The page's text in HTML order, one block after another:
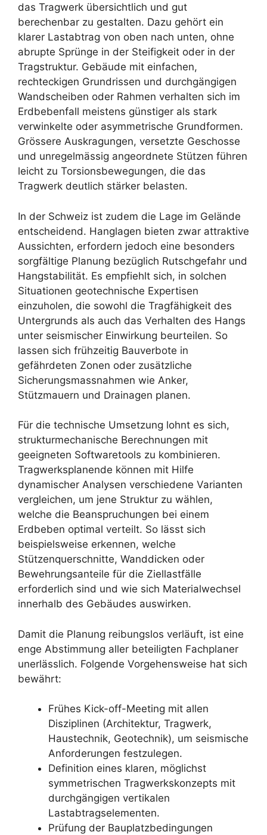
das Tragwerk übersichtlich und gut
berechenbar zu gestalten. Dazu gehört ein
klarer Lastabtrag von oben nach unten, ohne
abrupte Sprünge in der Steifigkeit oder in der
Tragstruktur. Gebäude mit einfachen,
rechteckigen Grundrissen und durchgängigen
Wandscheiben oder Rahmen verhalten sich im
Erdbebenfall meistens günstiger als stark
verwinkelte oder asymmetrische Grundformen.
Grössere Auskragungen, versetzte Geschosse
und unregelmässig angeordnete Stützen führen
leicht zu Torsionsbewegungen, die das
Tragwerk deutlich stärker belasten.
In der Schweiz ist zudem die Lage im Gelände
entscheidend. Hanglagen bieten zwar attraktive
Aussichten, erfordern jedoch eine besonders
sorgfältige Planung bezüglich Rutschgefahr und
Hangstabilität. Es empfiehlt sich, in solchen
Situationen geotechnische Expertisen
einzuholen, die sowohl die Tragfähigkeit des
Untergrunds als auch das Verhalten des Hangs
unter seismischer Einwirkung beurteilen. So
lassen sich frühzeitig Bauverbote in
gefährdeten Zonen oder zusätzliche
Sicherungsmassnahmen wie Anker,
Stützmauern und Drainagen planen.
Für die technische Umsetzung lohnt es sich,
strukturmechanische Berechnungen mit
geeigneten Softwaretools zu kombinieren.
Tragwerksplanende können mit Hilfe
dynamischer Analysen verschiedene Varianten
vergleichen, um jene Struktur zu wählen,
welche die Beanspruchungen bei einem
Erdbeben optimal verteilt. So lässt sich
beispielsweise erkennen, welche
Stützenquerschnitte, Wanddicken oder
Bewehrungsanteile für die Ziellastfälle
erforderlich sind und wie sich Materialwechsel
innerhalb des Gebäudes auswirken.
Damit die Planung reibungslos verläuft, ist eine
enge Abstimmung aller beteiligten Fachplaner
unerlässlich. Folgende Vorgehensweise hat sich
bewährt:
Frühes Kick-off-Meeting mit allen
Disziplinen (Architektur, Tragwerk,
Haustechnik, Geotechnik), um seismische
Anforderungen festzulegen.
Definition eines klaren, möglichst
symmetrischen Tragwerkskonzepts mit
durchgängigen vertikalen
Lastabtragselementen.
Prüfung der Bauplatzbedingungen